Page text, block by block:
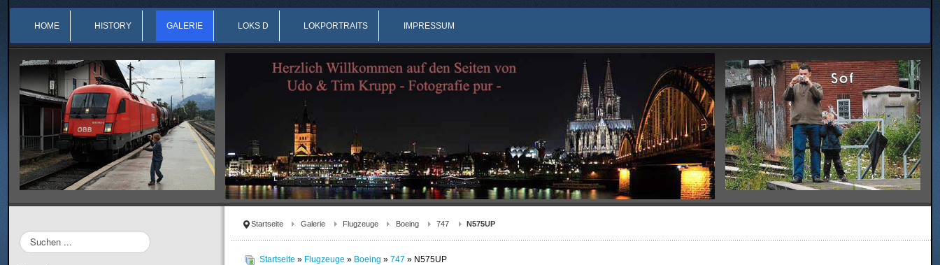
HOME HISTORY GALERIE LOKS D LOKPORTRAITS IMPRESSUM
Startseite Galerie Flugzeuge Boeing 747 N575UP
Startseite » Flugzeuge » Boeing »747 » N575UP
Suchen
...